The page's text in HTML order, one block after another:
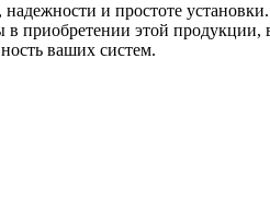
надежности и простоте
в приобретении этой
ваших систем.